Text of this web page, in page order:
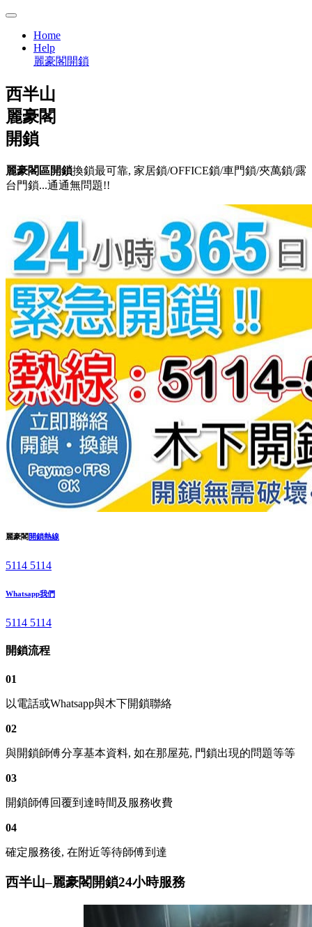
Home
Help
麗豪閣開鎖
西半山
麗豪閣
開鎖
麗豪閣區開鎖換鎖最可靠, 家居鎖/OFFICE鎖/車門鎖/夾萬鎖/露
台門鎖...通通無問題!!
麗豪閣開鎖熱線
5114 5114
Whatsapp我們
5114 5114
開鎖流程
01
以電話或Whatsapp與木下開鎖聯絡
02
與開鎖師傅分享基本資料, 如在那屋苑, 門鎖出現的問題等等
03
開鎖師傅回覆到達時間及服務收費
04
確定服務後, 在附近等待師傅到達
西半山–麗豪閣開鎖24小時服務